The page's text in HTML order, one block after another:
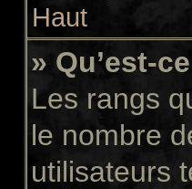
Haut
» Qu’est-
Les rangs
le nombre
utilisateurs